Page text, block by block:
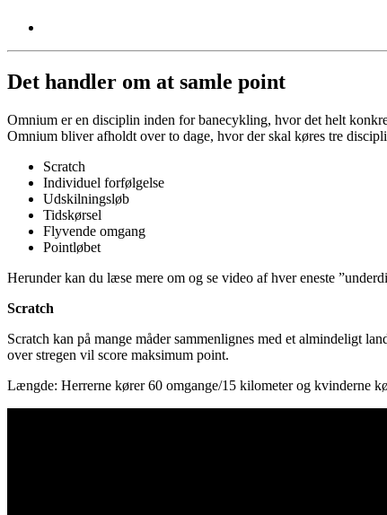
Det handler om at samle point
Omnium er en disciplin inden for banecykling, hvor det helt
Omnium bliver afholdt over to dage, hvor der skal køres tre
Scratch
Individuel forfølgelse
Udskilningsløb
Tidskørsel
Flyvende omgang
Pointløbet
Herunder kan du læse mere om og se video af hver eneste
Scratch
Scratch kan på mange måder sammenlignes med et almindeligt
over stregen vil score maksimum point.
Længde: Herrerne kører 60 omgange/15 kilometer og kvinderne